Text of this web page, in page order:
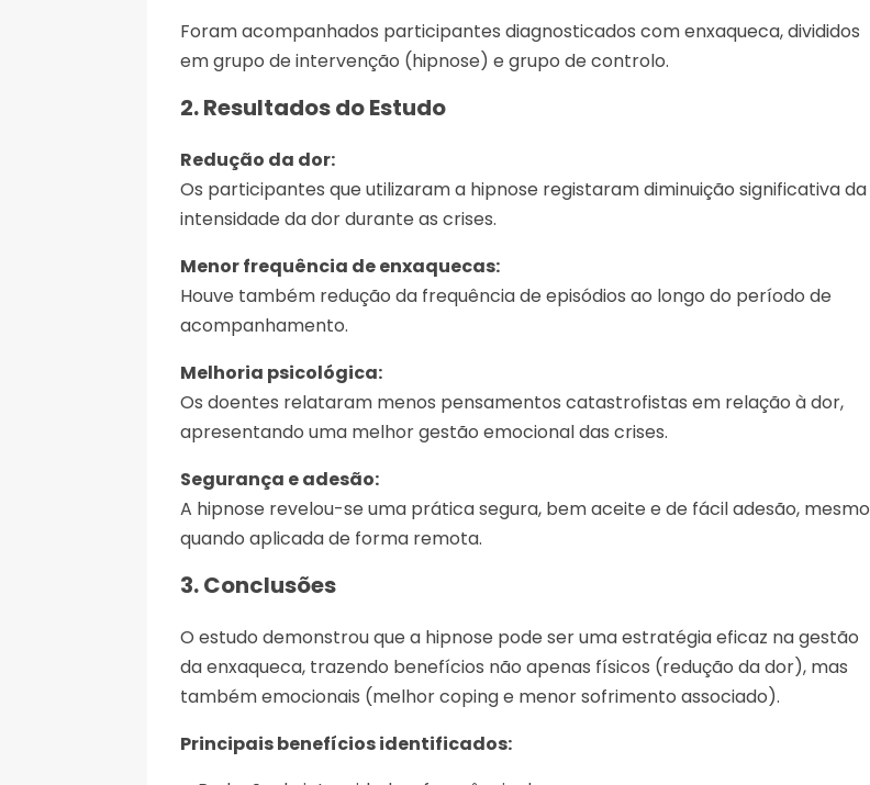
Foram acompanhados participantes diagnosticados com enxaqueca, divididos
em grupo de intervenção (hipnose) e grupo de controlo.
2. Resultados do Estudo
Redução da dor:
Os participantes que utilizaram a hipnose registaram diminuição significativa da
intensidade da dor durante as crises.
Menor frequência de enxaquecas:
Houve também redução da frequência de episódios ao longo do período de
acompanhamento.
Melhoria psicológica:
Os doentes relataram menos pensamentos catastrofistas em relação à dor,
apresentando uma melhor gestão emocional das crises.
Segurança e adesão:
A hipnose revelou-se uma prática segura, bem aceite e de fácil adesão, mesmo
quando aplicada de forma remota.
3. Conclusões
O estudo demonstrou que a hipnose pode ser uma estratégia eficaz na gestão
da enxaqueca, trazendo benefícios não apenas físicos (redução da dor), mas
também emocionais (melhor coping e menor sofrimento associado).
Principais benefícios identificados: